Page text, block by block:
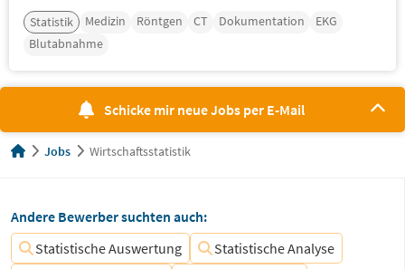
Statistik Medizin Röntgen CT Dokumentation
EKG
Blutabnahme
Schicke mir neue Jobs per E-Mail
Jobs Wirtschaftsstatistik
Andere Bewerber suchten auch:
Statistische Auswertung
Statistische Analyse